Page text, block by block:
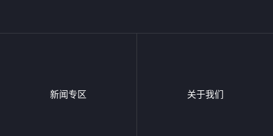
新闻专区 关于我们